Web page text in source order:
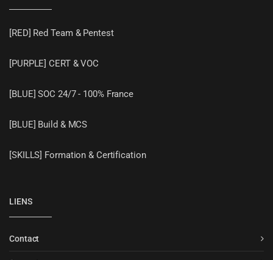
[RED] Red Team & Pentest
[PURPLE] CERT & VOC
[BLUE] SOC 24/7 - 100% France
[BLUE] Build & MCS
[SKILLS] Formation & Certification
LIENS
Contact